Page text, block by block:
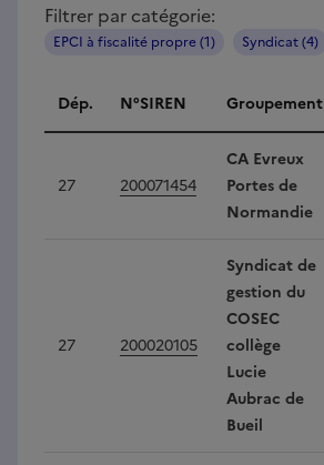
Filtrer par catégorie:
EPCI à fiscalité propre (1) Syndicat (4)
Intercommunalités
Dép. N°SIREN Groupement
27 200071454
CA Evreux
Portes de
Normandie
27 200020105
Syndicat de
gestion du
COSEC
collège
Lucie
Aubrac de
Bueil